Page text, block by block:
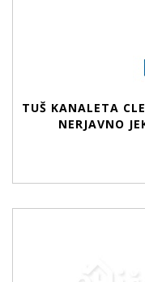
TUŠ KANALETA
NERJAVNO